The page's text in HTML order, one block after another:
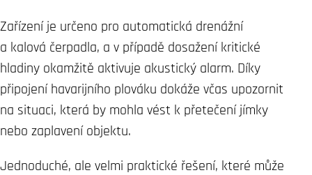
Zařízení je určeno pro automatická drenážní
a kalová čerpadla, a v případě dosažení kritické
hladiny okamžitě aktivuje akustický alarm. Díky
připojení havarijního plováku dokáže včas upozornit
na situaci, která by mohla vést k přetečení jímky
nebo zaplavení objektu.
Jednoduché, ale velmi praktické řešení, které může